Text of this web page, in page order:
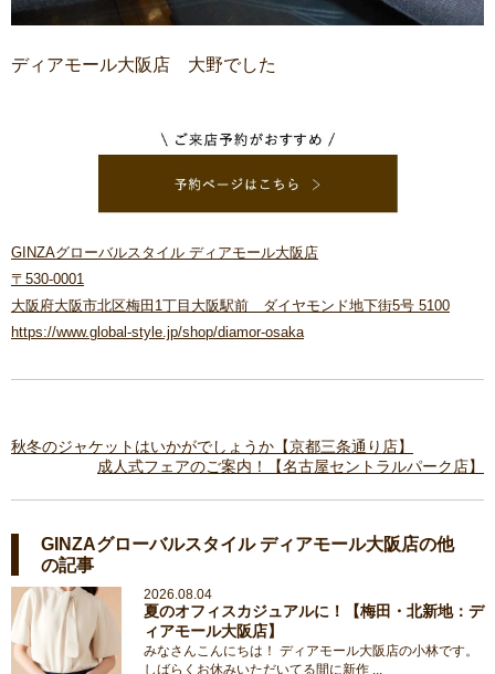
ディアモール大阪店 大野でした
GINZAグローバルスタイル ディアモール大阪店
〒530-0001
大阪府大阪市北区梅田1丁目大阪駅前 ダイヤモンド地下街5号 5100
https://www.global-style.jp/shop/diamor-osaka
秋冬のジャケットはいかがでしょうか【京都三条通り店】
成人式フェアのご案内！【名古屋セントラルパーク店】
GINZAグローバルスタイル ディアモール大阪店の他
の記事
2026.08.04
夏のオフィスカジュアルに！【梅田・北新地：デ
ィアモール大阪店】
みなさんこんにちは！ ディアモール大阪店の小林です。
しばらくお休みいただいてる間に新作 ...